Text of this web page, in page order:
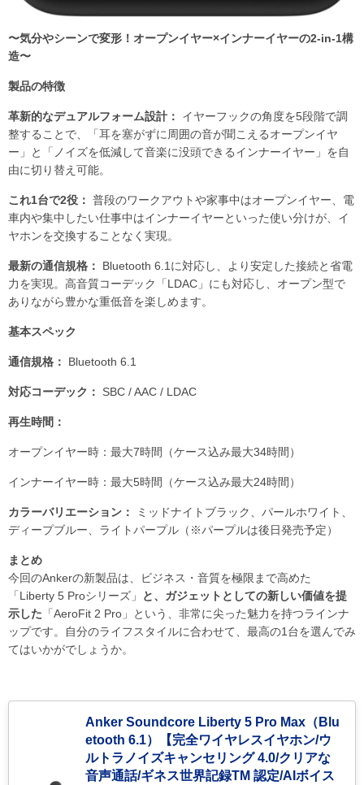
〜気分やシーンで変形！オープンイヤー×インナーイヤーの2-in-1構
造〜
製品の特徴
革新的なデュアルフォーム設計：
イヤーフックの角度を5段階で調
整することで、「耳を塞がずに周囲の音が聞こえるオープンイヤ
ー」と「ノイズを低減して音楽に没頭できるインナーイヤー」を自
由に切り替え可能。
これ1台で2役： 普段のワークアウトや家事中はオープンイヤー、電
車内や集中したい仕事中はインナーイヤーといった使い分けが、イ
ヤホンを交換することなく実現。
最新の通信規格：
Bluetooth 6.1に対応し、より安定した接続と省電
力を実現。高音質コーデック「LDAC」にも対応し、オープン型で
ありながら豊かな重低音を楽しめます。
基本スペック
通信規格： Bluetooth 6.1
対応コーデック： SBC / AAC / LDAC
再生時間：
オープンイヤー時：最大7時間（ケース込み最大34時間）
インナーイヤー時：最大5時間（ケース込み最大24時間）
カラーバリエーション：
ミッドナイトブラック、パールホワイト、
ディープブルー、ライトパープル（※パープルは後日発売予定）
まとめ
今回のAnkerの新製品は、ビジネス・音質を極限まで高めた
「Liberty 5 Proシリーズ」
と、ガジェットとしての新しい価値を提
示した 「AeroFit 2 Pro」という、非常に尖った魅力を持つラインナ
ップです。自分のライフスタイルに合わせて、最高の1台を選んでみ
てはいかがでしょうか。
Anker Soundcore Liberty 5 Pro Max（Blu
etooth 6.1）【完全ワイヤレスイヤホン/ウ
ルトラノイズキャンセリング 4.0/クリアな
音声通話/ギネス世界記録TM 認定/AIボイス